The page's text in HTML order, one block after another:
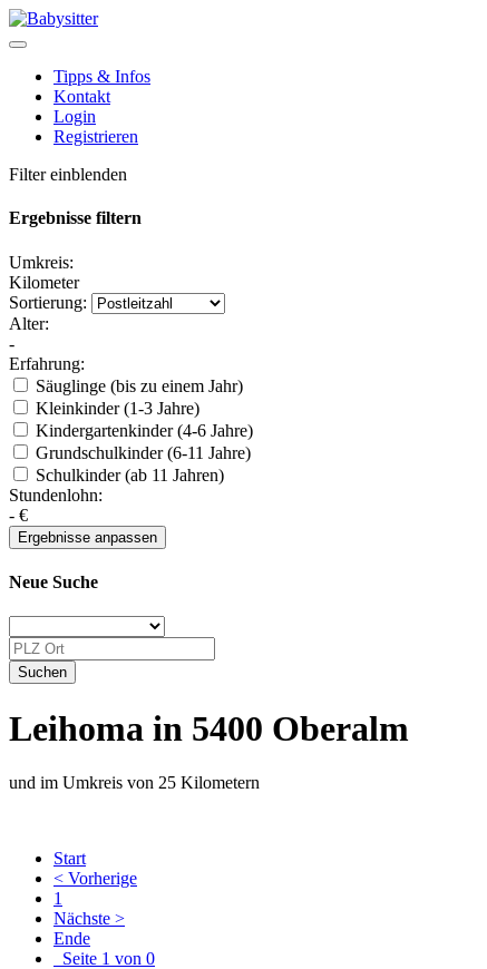
Tipps & Infos
Kontakt
Login
Registrieren
Filter einblenden
Ergebnisse filtern
Umkreis:
Kilometer
Sortierung:
Alter:
-
Erfahrung:
Säuglinge (bis zu einem Jahr)
Kleinkinder (1-3 Jahre)
Kindergartenkinder (4-6 Jahre)
Grundschulkinder (6-11 Jahre)
Schulkinder (ab 11 Jahren)
Stundenlohn:
- €
Neue Suche
Leihoma in 5400 Oberalm
und im Umkreis von 25 Kilometern
Start
< Vorherige
1
Nächste >
Ende
Seite 1 von 0